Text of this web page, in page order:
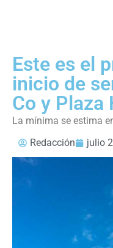
Este es el
inicio de
Co y Plaza
La mínima se estima
Redacción
julio